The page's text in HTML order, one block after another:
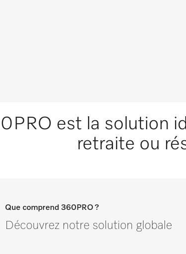
est la solution
retraite ou
Que comprend 360PRO ?
Découvrez notre solution globale